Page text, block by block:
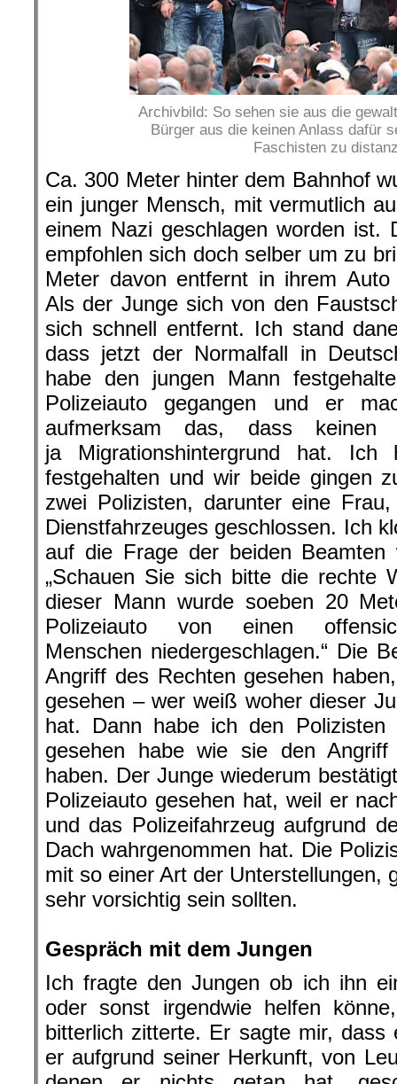
Archivbild: So sehen sie aus die
Bürger aus die keinen Anlass dafür
Faschisten zu
Ca. 300 Meter hinter dem Bahnhof
ein junger Mensch, mit vermutlich
einem Nazi geschlagen worden ist.
empfohlen sich doch selber um zu
Meter davon entfernt in ihrem
Als der Junge sich von den
sich schnell entfernt. Ich stand
dass jetzt der Normalfall in
habe den jungen Mann
Polizeiauto gegangen und er
aufmerksam das, dass
ja Migrationshintergrund hat.
festgehalten und wir beide gingen
zwei Polizisten, darunter eine
Dienstfahrzeuges geschlossen. Ich
auf die Frage der beiden
„Schauen Sie sich bitte die rechte
dieser Mann wurde soeben 20
Polizeiauto von einen
Menschen niedergeschlagen.“ Die
Angriff des Rechten gesehen
gesehen – wer weiß woher dieser
hat. Dann habe ich den Polizisten
gesehen habe wie sie den Angriff
haben. Der Junge wiederum
Polizeiauto gesehen hat, weil er
und das Polizeifahrzeug aufgrund
Dach wahrgenommen hat. Die
mit so einer Art der Unterstellungen,
sehr vorsichtig sein sollten.
Gespräch mit dem Jungen
Ich fragte den Jungen ob ich ihn
oder sonst irgendwie helfen
bitterlich zitterte. Er sagte mir,
er aufgrund seiner Herkunft, von